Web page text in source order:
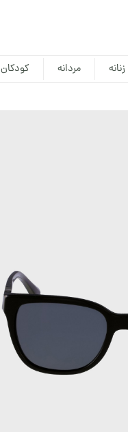
زنانه مردانه کودکان